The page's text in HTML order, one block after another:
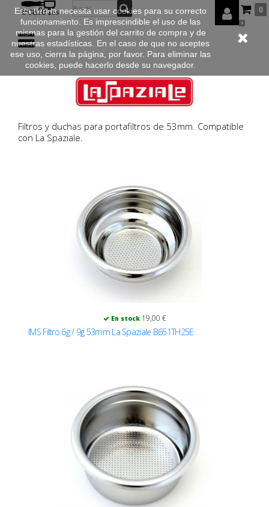
0
0
Filtros y duchas para portafiltros de 53mm. Compatible
con La Spaziale.
En stock 19,00 €
IMS Filtro 6g / 9g 53mm La Spaziale B651TH25E
Esta tienda necesita usar cookies para su correcto
funcionamiento. Es imprescindible el uso de las
mismas para la gestión del carrito de compra y de
nuestras estadísticas. En el caso de que no aceptes
ese uso, cierra la página, por favor. Para eliminar las
cookies, puede hacerlo desde su navegador.